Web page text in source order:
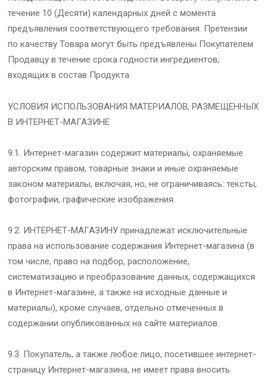
течение 10 (Десяти) календарных дней с момента
предъявления соответствующего требования. Претензии
по качеству Товара могут быть предъявлены Покупателем
Продавцу в течение срока годности ингредиентов,
входящих в состав Продукта.
УСЛОВИЯ ИСПОЛЬЗОВАНИЯ МАТЕРИАЛОВ, РАЗМЕЩЕННЫХ
В ИНТЕРНЕТ-МАГАЗИНЕ
9.1. Интернет-магазин содержит материалы, охраняемые
авторским правом, товарные знаки и иные охраняемые
законом материалы, включая, но, не ограничиваясь: тексты,
фотографии, графические изображения.
9.2. ИНТЕРНЕТ-МАГАЗИНУ принадлежат исключительные
права на использование содержания Интернет-магазина (в
том числе, право на подбор, расположение,
систематизацию и преобразование данных, содержащихся
в Интернет-магазине, а также на исходные данные и
материалы), кроме случаев, отдельно отмеченных в
содержании опубликованных на сайте материалов.
9.3. Покупатель, а также любое лицо, посетившее интернет-
страницу Интернет-магазина, не имеет права вносить